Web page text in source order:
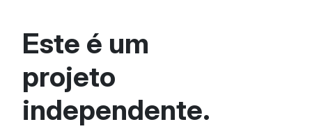
Este é um
projeto
independente.